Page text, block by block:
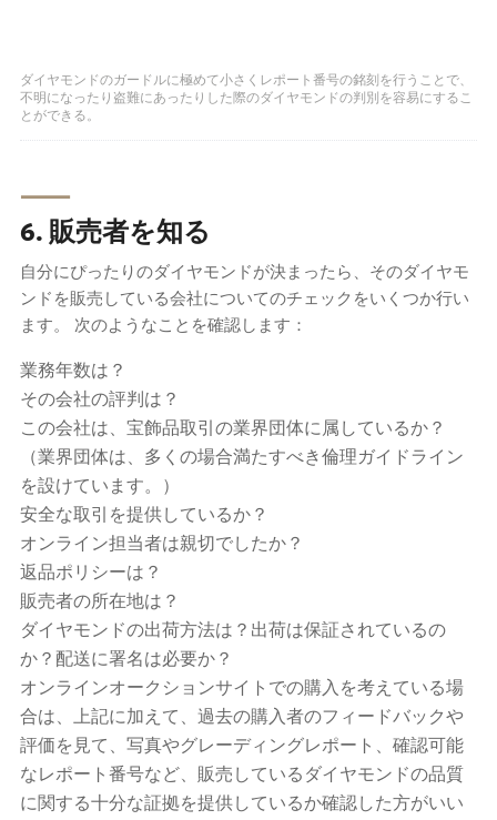
ダイヤモンドのガードルに極めて小さくレポート番号の銘刻を行うことで、
不明になったり盗難にあったりした際のダイヤモンドの判別を容易にするこ
とができる。
⸺
6. 販売者を知る
自分にぴったりのダイヤモンドが決まったら、そのダイヤモ
ンドを販売している会社についてのチェックをいくつか行い
ます。 次のようなことを確認します：
業務年数は？
その会社の評判は？
この会社は、宝飾品取引の業界団体に属しているか？
（業界団体は、多くの場合満たすべき倫理ガイドライン
を設けています。）
安全な取引を提供しているか？
オンライン担当者は親切でしたか？
返品ポリシーは？
販売者の所在地は？
ダイヤモンドの出荷方法は？出荷は保証されているの
か？配送に署名は必要か？
オンラインオークションサイトでの購入を考えている場
合は、上記に加えて、過去の購入者のフィードバックや
評価を見て、写真やグレーディングレポート、確認可能
なレポート番号など、販売しているダイヤモンドの品質
に関する十分な証拠を提供しているか確認した方がいい